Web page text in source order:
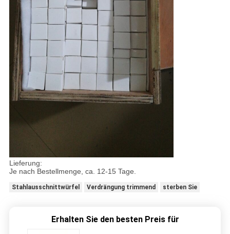
Lieferung:
Je nach Bestellmenge, ca. 12-15 Tage.
Stahlausschnittwürfel Verdrängung trimmend sterben Sie
Erhalten Sie den besten Preis für